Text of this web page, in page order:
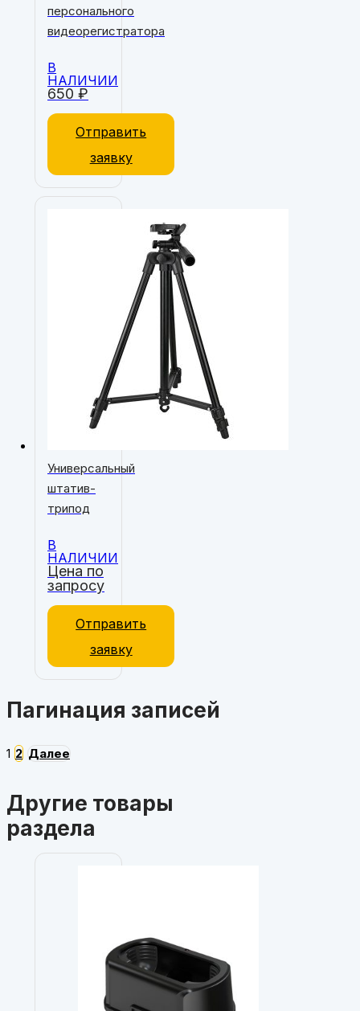
650 ₽
персонального
видеорегистратора
В
НАЛИЧИИ
Отправить
заявку
Цена по
запросу
Универсальный
штатив-
трипод
В
НАЛИЧИИ
Отправить
заявку
Пагинация записей
1 2 Далее
Другие товары
раздела